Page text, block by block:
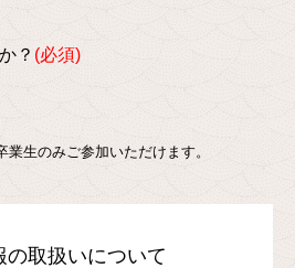
？
生のみご参加いただけます。
の取扱いについて